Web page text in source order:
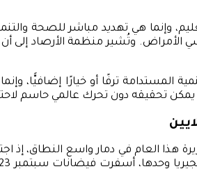
وإنما هي تهديد مباشر للصحة
الأمراض. وتُشير منظمة الأرصاد إلى
المستدامة ترفًا أو خيارًا
هذا العام في دمار واسع النطاق،